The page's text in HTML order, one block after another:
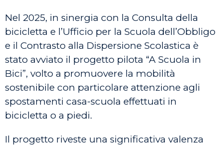
Nel 2025, in sinergia con la Consulta della
bicicletta e l’Ufficio per la Scuola dell’Obbligo
e il Contrasto alla Dispersione Scolastica è
stato avviato il progetto pilota “A Scuola in
Bici”, volto a promuovere la mobilità
sostenibile con particolare attenzione agli
spostamenti casa-scuola effettuati in
bicicletta o a piedi.
Il progetto riveste una significativa valenza